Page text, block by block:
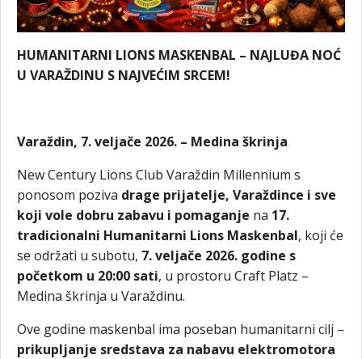
HUMANITARNI LIONS MASKENBAL – NAJLUĐA NOĆ
U VARAŽDINU S NAJVEĆIM SRCEM!
Varaždin, 7. veljače 2026. – Medina škrinja
New Century Lions Club Varaždin Millennium s
ponosom poziva drage prijatelje, Varaždince i sve
koji vole dobru zabavu i pomaganje na 17.
tradicionalni Humanitarni Lions Maskenbal, koji će
se održati u subotu, 7. veljače 2026. godine s
početkom u 20:00 sati, u prostoru Craft Platz –
Medina škrinja u Varaždinu.
Ove godine maskenbal ima poseban humanitarni cilj –
prikupljanje sredstava za nabavu elektromotora